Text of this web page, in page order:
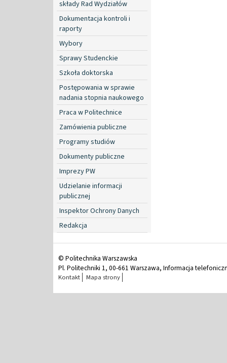
składy Rad Wydziałów
Dokumentacja kontroli i
raporty
Wybory
Sprawy Studenckie
Szkoła doktorska
Postępowania w sprawie
nadania stopnia naukowego
Praca w Politechnice
Zamówienia publiczne
Programy studiów
Dokumenty publiczne
Imprezy PW
Udzielanie informacji
publicznej
Inspektor Ochrony Danych
Redakcja
© Politechnika Warszawska
Pl. Politechniki 1, 00-661 Warszawa, Informacja
Kontakt Mapa strony